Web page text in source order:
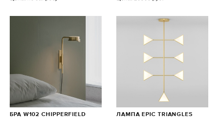
БРА W102 CHIPPERFIELD
ЛАМПА EPIC TRIANGLES